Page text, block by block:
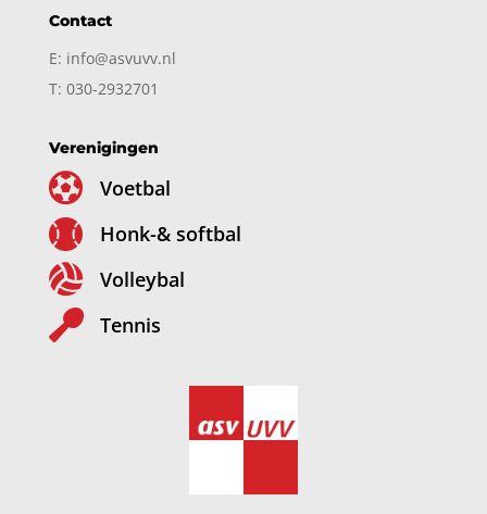
Contact
E: info@asvuvv.nl
T: 030-2932701
Verenigingen
 Voetbal
 Honk-& softbal
 Volleybal
 Tennis